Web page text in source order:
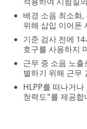
배경 소음 최소화
위해 삽입 이어폰
기준 검사 전에
호구를 사용하지
근무 중 소음 노
별하기 위해 근무
HLPP를 떠나거
청력도"를 제공합